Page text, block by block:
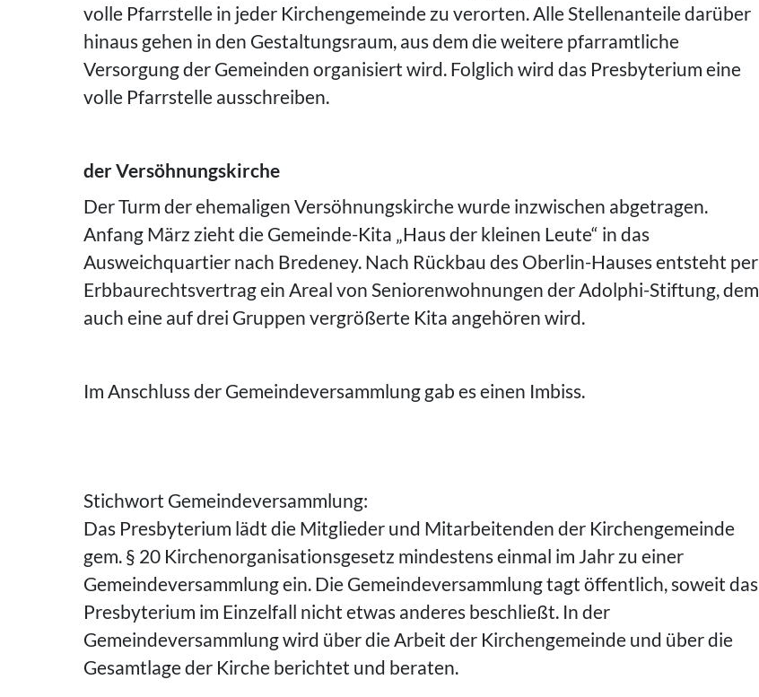
volle Pfarrstelle in jeder Kirchengemeinde zu verorten. Alle Stellenanteile darüber
hinaus gehen in den Gestaltungsraum, aus dem die weitere pfarramtliche
Versorgung der Gemeinden organisiert wird. Folglich wird das Presbyterium eine
volle Pfarrstelle ausschreiben.
der Versöhnungskirche
Der Turm der ehemaligen Versöhnungskirche wurde inzwischen abgetragen.
Anfang März zieht die Gemeinde-Kita „Haus der kleinen Leute“ in das
Ausweichquartier nach Bredeney. Nach Rückbau des Oberlin-Hauses entsteht per
Erbbaurechtsvertrag ein Areal von Seniorenwohnungen der Adolphi-Stiftung, dem
auch eine auf drei Gruppen vergrößerte Kita angehören wird.
Im Anschluss der Gemeindeversammlung gab es einen Imbiss.
Stichwort Gemeindeversammlung:
Das Presbyterium lädt die Mitglieder und Mitarbeitenden der Kirchengemeinde
gem. § 20 Kirchenorganisationsgesetz mindestens einmal im Jahr zu einer
Gemeindeversammlung ein. Die Gemeindeversammlung tagt öffentlich, soweit das
Presbyterium im Einzelfall nicht etwas anderes beschließt. In der
Gemeindeversammlung wird über die Arbeit der Kirchengemeinde und über die
Gesamtlage der Kirche berichtet und beraten.